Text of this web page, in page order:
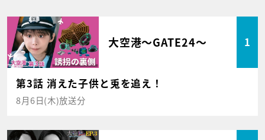
大空港～GATE24～ 1
第3話 消えた子供と兎を追え！
8月6日(木)放送分